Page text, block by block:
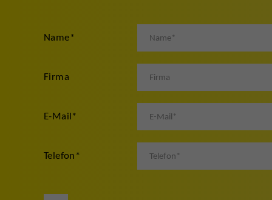
Name*
Firma
E-Mail*
Telefon*